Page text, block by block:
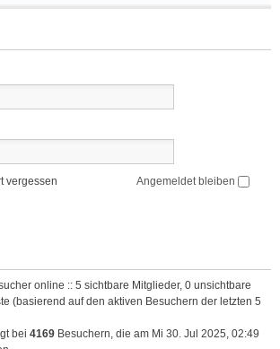
vergessen Angemeldet bleiben
online :: 5 sichtbare Mitglieder, 0 unsichtbare
(basierend auf den aktiven Besuchern der letzten 5
bei 4169 Besuchern, die am Mi 30. Jul 2025, 02:49